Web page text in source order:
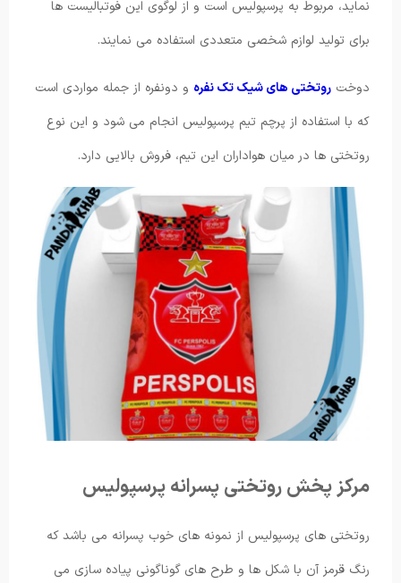
نماید، مربوط به پرسپولیس است و از لوگوی این فوتبالیست ها
برای تولید لوازم شخصی متعددی استفاده می نمایند.
دوخت روتختی های شیک تک نفره و دونفره از جمله مواردی است
که با استفاده از پرچم تیم پرسپولیس انجام می شود و این نوع
روتختی ها در میان هواداران این تیم، فروش بالایی دارد.
مرکز پخش روتختی پسرانه پرسپولیس
روتختی های پرسپولیس از نمونه های خوب پسرانه می باشد که
رنگ قرمز آن با شکل ها و طرح های گوناگونی پیاده سازی می